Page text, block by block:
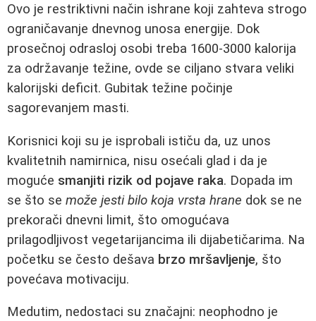
Ovo je restriktivni način ishrane koji zahteva strogo
ograničavanje dnevnog unosa energije. Dok
prosečnoj odrasloj osobi treba 1600-3000 kalorija
za održavanje težine, ovde se ciljano stvara veliki
kalorijski deficit. Gubitak težine počinje
sagorevanjem masti.
Korisnici koji su je isprobali ističu da, uz unos
kvalitetnih namirnica, nisu osećali glad i da je
moguće smanjiti rizik od pojave raka. Dopada im
se što se može jesti bilo koja vrsta hrane dok se ne
prekorači dnevni limit, što omogućava
prilagodljivost vegetarijancima ili dijabetičarima. Na
početku se često dešava brzo mršavljenje, što
povećava motivaciju.
Medutim, nedostaci su značajni: neophodno je